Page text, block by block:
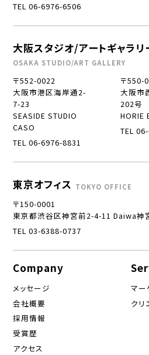
TEL 06-6976-6506
大阪スタジオ/アートギャラリ
OSAKA STUDIO/ART GALLERY
〒552-0022
大阪市港区海岸通2-
7-23
SEASIDE STUDIO
CASO
TEL 06-6976-8831
〒550-
大阪市
202号
HORIE
TEL
東京オフィス TOKYO OFFICE
〒150-0001
東京都渋谷区神宮前2-4-11 Daiwa神
TEL 03-6388-0737
Company
メッセージ
会社概要
採用情報
受賞歴
アクセス
マー
クリ